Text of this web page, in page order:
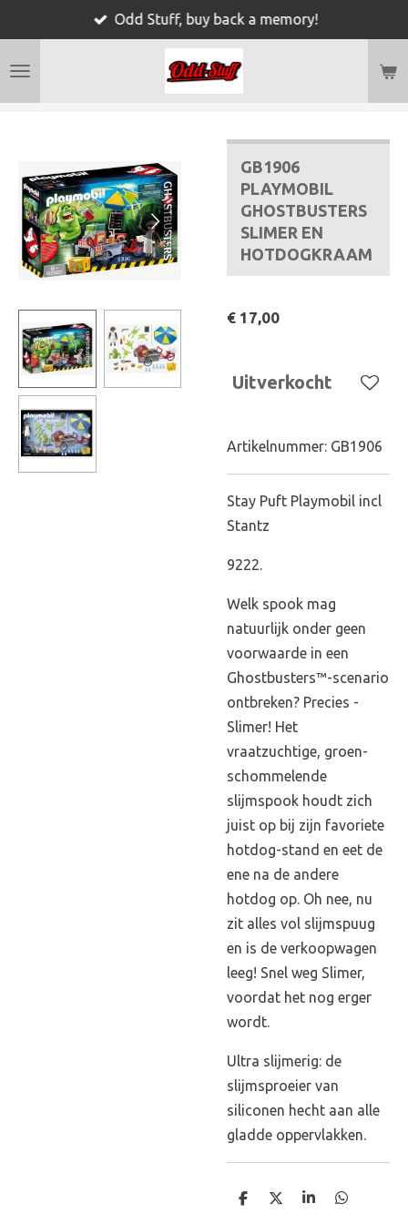
naar
Odd Stuff, buy back a memory!
GB1906
PLAYMOBIL
GHOSTBUSTERS
SLIMER EN
HOTDOGKRAAM
€ 17,00
Uitverkocht
Artikelnummer: GB1906
Stay Puft Playmobil incl
Stantz
9222.
Welk spook mag
natuurlijk onder geen
voorwaarde in een
Ghostbusters™-scenario
ontbreken? Precies -
Slimer! Het
vraatzuchtige, groen-
schommelende
slijmspook houdt zich
juist op bij zijn favoriete
hotdog-stand en eet de
ene na de andere
hotdog op. Oh nee, nu
zit alles vol slijmspuug
en is de verkoopwagen
leeg! Snel weg Slimer,
voordat het nog erger
wordt.
Ultra slijmerig: de
slijmsproeier van
siliconen hecht aan alle
gladde oppervlakken.
D
D
S
D